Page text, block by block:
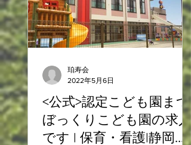
<公式>認定こども園まつ
ぼっくりこども園の求人
です | 保育・看護|静岡市
珀寿会
2022年5月6日